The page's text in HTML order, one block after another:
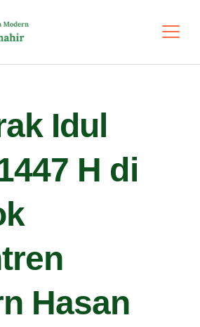
Idul
H di
Hasan